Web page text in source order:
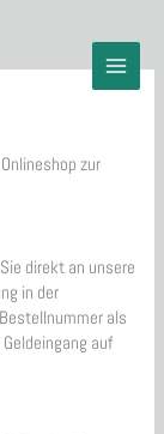
zur
direkt an unsere
in der
als
auf